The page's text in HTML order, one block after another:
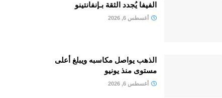
الفيفا يُجدد الثقة بـإنفانتينو
أغسطس 6, 2026
الذهب يواصل مكاسبه ويبلغ أعلى
مستوى منذ يونيو
أغسطس 6, 2026